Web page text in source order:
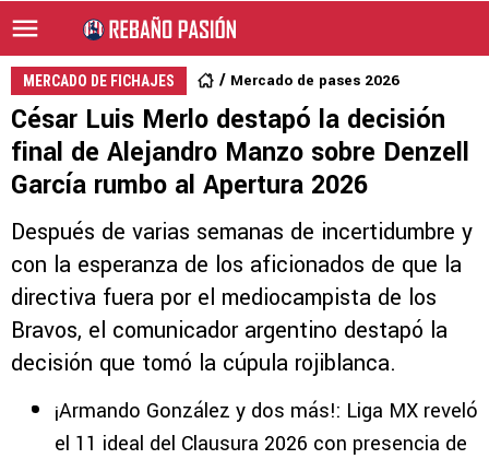
MERCADO DE FICHAJES Mercado de pases 2026
César Luis Merlo destapó la decisión
final de Alejandro Manzo sobre Denzell
García rumbo al Apertura 2026
Después de varias semanas de incertidumbre y
con la esperanza de los aficionados de que la
directiva fuera por el mediocampista de los
Bravos, el comunicador argentino destapó la
decisión que tomó la cúpula rojiblanca.
¡Armando González y dos más!: Liga MX reveló
el 11 ideal del Clausura 2026 con presencia de